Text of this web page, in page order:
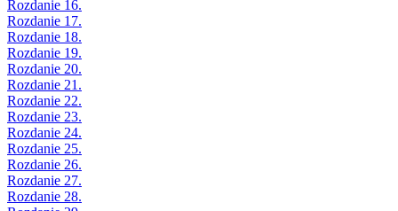
Rozdanie 16.
Rozdanie 17.
Rozdanie 18.
Rozdanie 19.
Rozdanie 20.
Rozdanie 21.
Rozdanie 22.
Rozdanie 23.
Rozdanie 24.
Rozdanie 25.
Rozdanie 26.
Rozdanie 27.
Rozdanie 28.